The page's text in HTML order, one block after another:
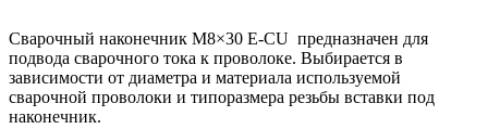
Сварочный наконечник M8×30 E-CU предназначен для
подвода сварочного тока к проволоке. Выбирается в
зависимости от диаметра и материала используемой
сварочной проволоки и типоразмера резьбы вставки под
наконечник.